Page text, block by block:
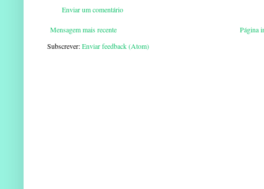
Enviar um comentário
Mensagem mais recente
Página
Subscrever:Enviar feedback (Atom)